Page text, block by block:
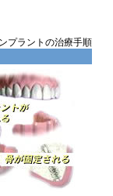
プラントの治療手順